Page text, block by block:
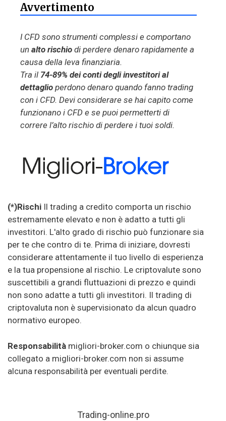
Avvertimento
I CFD sono strumenti complessi e comportano
un alto rischio di perdere denaro rapidamente a
causa della leva finanziaria.
Tra il 74-89% dei conti degli investitori al
dettaglio perdono denaro quando fanno trading
con i CFD. Devi considerare se hai capito come
funzionano i CFD e se puoi permetterti di
correre l’alto rischio di perdere i tuoi soldi.
(*)Rischi Il trading a credito comporta un rischio
estremamente elevato e non è adatto a tutti gli
investitori. L'alto grado di rischio può funzionare sia
per te che contro di te. Prima di iniziare, dovresti
considerare attentamente il tuo livello di esperienza
e la tua propensione al rischio. Le criptovalute sono
suscettibili a grandi fluttuazioni di prezzo e quindi
non sono adatte a tutti gli investitori. Il trading di
criptovaluta non è supervisionato da alcun quadro
normativo europeo.
Responsabilità migliori-broker.com o chiunque sia
collegato a migliori-broker.com non si assume
alcuna responsabilità per eventuali perdite.
Trading-online.pro